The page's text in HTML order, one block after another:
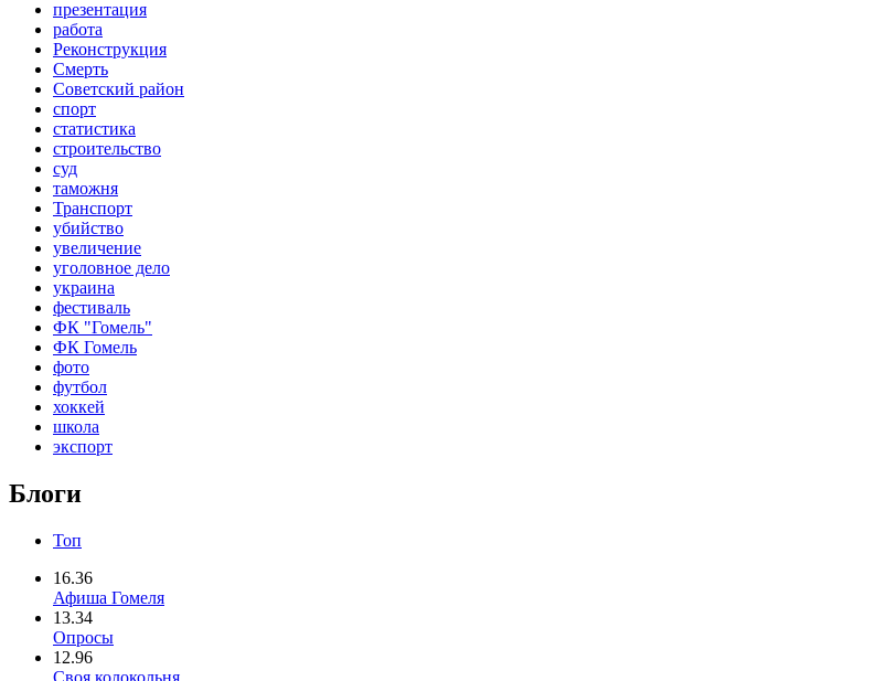
презентация
работа
Реконструкция
Смерть
Советский район
спорт
статистика
строительство
суд
таможня
Транспорт
убийство
увеличение
уголовное дело
украина
фестиваль
ФК "Гомель"
ФК Гомель
фото
футбол
хоккей
школа
экспорт
Блоги
Топ
16.36
Афиша Гомеля
13.34
Опросы
12.96
Своя колокольня